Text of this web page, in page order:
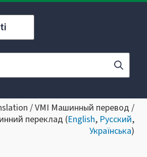
/ VMI Машинный перевод /
переклад (English, Русский,
Українська)